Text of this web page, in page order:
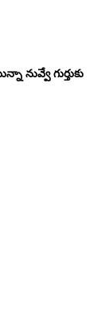
నువ్వే గుర్తుకు